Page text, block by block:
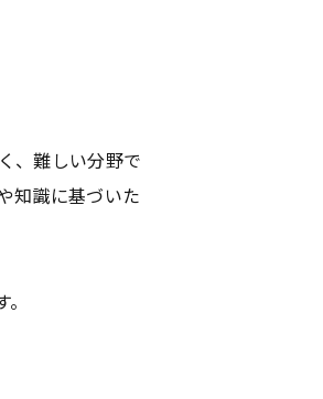
、難しい分野で
知識に基づいた